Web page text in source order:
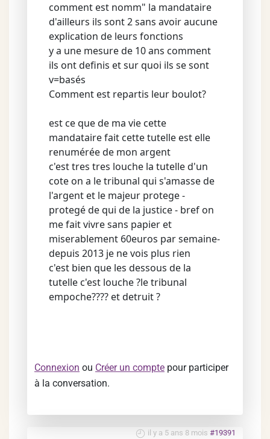
comment est nomm" la mandataire
d'ailleurs ils sont 2 sans avoir aucune
explication de leurs fonctions
y a une mesure de 10 ans comment
ils ont definis et sur quoi ils se sont
v=basés
Comment est repartis leur boulot?
est ce que de ma vie cette
mandataire fait cette tutelle est elle
renumérée de mon argent
c'est tres tres louche la tutelle d'un
cote on a le tribunal qui s'amasse de
l'argent et le majeur protege -
protegé de qui de la justice - bref on
me fait vivre sans papier et
miserablement 60euros par semaine-
depuis 2013 je ne vois plus rien
c'est bien que les dessous de la
tutelle c'est louche ?le tribunal
empoche???? et detruit ?
Connexion ou Créer un compte pour participer
à la conversation.
il y a 5 ans 8 mois #19391